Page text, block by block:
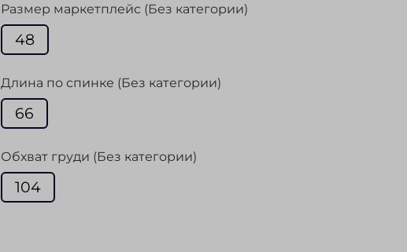
Размер маркетплейс (Без категории)
48
Длина по спинке (Без категории)
66
Обхват груди (Без категории)
104